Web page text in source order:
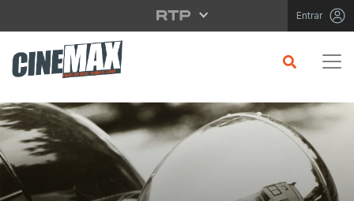
Saltar para o conteúdo principal Entrar